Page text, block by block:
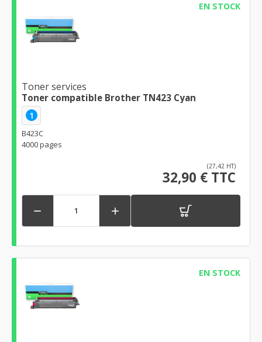
EN STOCK
Toner services
Toner compatible Brother TN423 Cyan
1
B423C
4000 pages
(27,42 HT)
32,90 € TTC
 
EN STOCK